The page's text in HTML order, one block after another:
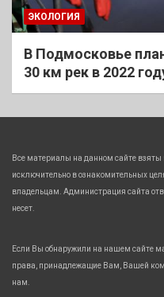
ЭКОЛОГИЯ
В Подмосковье
30 км рек в 2022
Все материалы на данном сайте взяты
исключительно в ознакомительных
владельцам. Администрация сайта
несет.
Если Вы обнаружили на нашем сайте
права, принадлежащие Вам, Вашей
нам.